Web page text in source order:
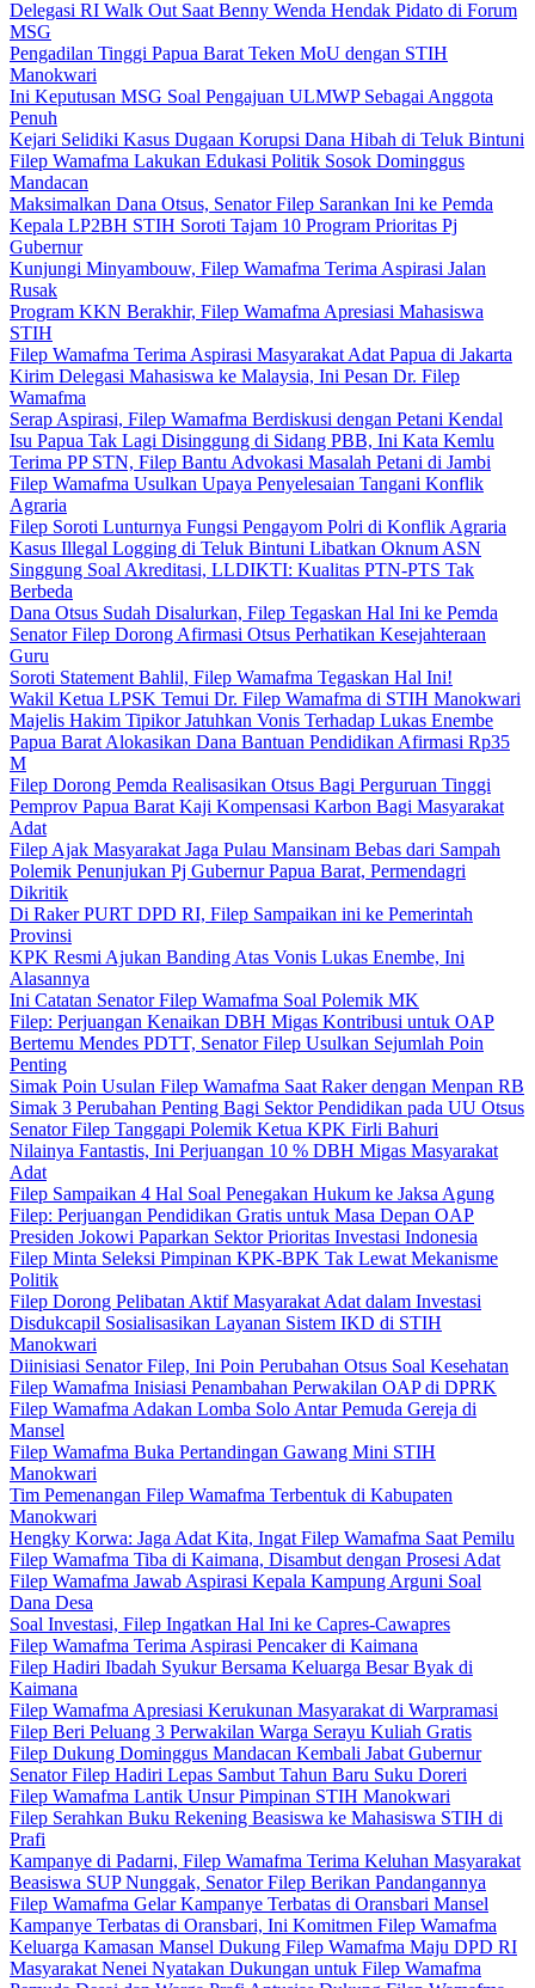
Delegasi RI Walk Out Saat Benny Wenda Hendak Pidato di Forum
MSG
Pengadilan Tinggi Papua Barat Teken MoU dengan STIH
Manokwari
Ini Keputusan MSG Soal Pengajuan ULMWP Sebagai Anggota
Penuh
Kejari Selidiki Kasus Dugaan Korupsi Dana Hibah di Teluk Bintuni
Filep Wamafma Lakukan Edukasi Politik Sosok Dominggus
Mandacan
Maksimalkan Dana Otsus, Senator Filep Sarankan Ini ke Pemda
Kepala LP2BH STIH Soroti Tajam 10 Program Prioritas Pj
Gubernur
Kunjungi Minyambouw, Filep Wamafma Terima Aspirasi Jalan
Rusak
Program KKN Berakhir, Filep Wamafma Apresiasi Mahasiswa
STIH
Filep Wamafma Terima Aspirasi Masyarakat Adat Papua di Jakarta
Kirim Delegasi Mahasiswa ke Malaysia, Ini Pesan Dr. Filep
Wamafma
Serap Aspirasi, Filep Wamafma Berdiskusi dengan Petani Kendal
Isu Papua Tak Lagi Disinggung di Sidang PBB, Ini Kata Kemlu
Terima PP STN, Filep Bantu Advokasi Masalah Petani di Jambi
Filep Wamafma Usulkan Upaya Penyelesaian Tangani Konflik
Agraria
Filep Soroti Lunturnya Fungsi Pengayom Polri di Konflik Agraria
Kasus Illegal Logging di Teluk Bintuni Libatkan Oknum ASN
Singgung Soal Akreditasi, LLDIKTI: Kualitas PTN-PTS Tak
Berbeda
Dana Otsus Sudah Disalurkan, Filep Tegaskan Hal Ini ke Pemda
Senator Filep Dorong Afirmasi Otsus Perhatikan Kesejahteraan
Guru
Soroti Statement Bahlil, Filep Wamafma Tegaskan Hal Ini!
Wakil Ketua LPSK Temui Dr. Filep Wamafma di STIH Manokwari
Majelis Hakim Tipikor Jatuhkan Vonis Terhadap Lukas Enembe
Papua Barat Alokasikan Dana Bantuan Pendidikan Afirmasi Rp35
M
Filep Dorong Pemda Realisasikan Otsus Bagi Perguruan Tinggi
Pemprov Papua Barat Kaji Kompensasi Karbon Bagi Masyarakat
Adat
Filep Ajak Masyarakat Jaga Pulau Mansinam Bebas dari Sampah
Polemik Penunjukan Pj Gubernur Papua Barat, Permendagri
Dikritik
Di Raker PURT DPD RI, Filep Sampaikan ini ke Pemerintah
Provinsi
KPK Resmi Ajukan Banding Atas Vonis Lukas Enembe, Ini
Alasannya
Ini Catatan Senator Filep Wamafma Soal Polemik MK
Filep: Perjuangan Kenaikan DBH Migas Kontribusi untuk OAP
Bertemu Mendes PDTT, Senator Filep Usulkan Sejumlah Poin
Penting
Simak Poin Usulan Filep Wamafma Saat Raker dengan Menpan RB
Simak 3 Perubahan Penting Bagi Sektor Pendidikan pada UU Otsus
Senator Filep Tanggapi Polemik Ketua KPK Firli Bahuri
Nilainya Fantastis, Ini Perjuangan 10 % DBH Migas Masyarakat
Adat
Filep Sampaikan 4 Hal Soal Penegakan Hukum ke Jaksa Agung
Filep: Perjuangan Pendidikan Gratis untuk Masa Depan OAP
Presiden Jokowi Paparkan Sektor Prioritas Investasi Indonesia
Filep Minta Seleksi Pimpinan KPK-BPK Tak Lewat Mekanisme
Politik
Filep Dorong Pelibatan Aktif Masyarakat Adat dalam Investasi
Disdukcapil Sosialisasikan Layanan Sistem IKD di STIH
Manokwari
Diinisiasi Senator Filep, Ini Poin Perubahan Otsus Soal Kesehatan
Filep Wamafma Inisiasi Penambahan Perwakilan OAP di DPRK
Filep Wamafma Adakan Lomba Solo Antar Pemuda Gereja di
Mansel
Filep Wamafma Buka Pertandingan Gawang Mini STIH
Manokwari
Tim Pemenangan Filep Wamafma Terbentuk di Kabupaten
Manokwari
Hengky Korwa: Jaga Adat Kita, Ingat Filep Wamafma Saat Pemilu
Filep Wamafma Tiba di Kaimana, Disambut dengan Prosesi Adat
Filep Wamafma Jawab Aspirasi Kepala Kampung Arguni Soal
Dana Desa
Soal Investasi, Filep Ingatkan Hal Ini ke Capres-Cawapres
Filep Wamafma Terima Aspirasi Pencaker di Kaimana
Filep Hadiri Ibadah Syukur Bersama Keluarga Besar Byak di
Kaimana
Filep Wamafma Apresiasi Kerukunan Masyarakat di Warpramasi
Filep Beri Peluang 3 Perwakilan Warga Serayu Kuliah Gratis
Filep Dukung Dominggus Mandacan Kembali Jabat Gubernur
Senator Filep Hadiri Lepas Sambut Tahun Baru Suku Doreri
Filep Wamafma Lantik Unsur Pimpinan STIH Manokwari
Filep Serahkan Buku Rekening Beasiswa ke Mahasiswa STIH di
Prafi
Kampanye di Padarni, Filep Wamafma Terima Keluhan Masyarakat
Beasiswa SUP Nunggak, Senator Filep Berikan Pandangannya
Filep Wamafma Gelar Kampanye Terbatas di Oransbari Mansel
Kampanye Terbatas di Oransbari, Ini Komitmen Filep Wamafma
Keluarga Kamasan Mansel Dukung Filep Wamafma Maju DPD RI
Masyarakat Nenei Nyatakan Dukungan untuk Filep Wamafma